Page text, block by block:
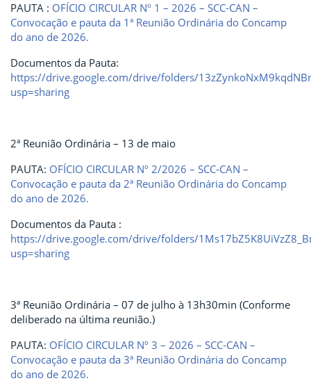
PAUTA : OFÍCIO CIRCULAR Nº 1 – 2026 – SCC-CAN –
Convocação e pauta da 1ª Reunião Ordinária do Concamp
do ano de 2026.
Documentos da Pauta:
https://drive.google.com/drive/folders/
usp=sharing
2ª Reunião Ordinária – 13 de maio
PAUTA: OFÍCIO CIRCULAR Nº 2/2026 – SCC-CAN –
Convocação e pauta da 2ª Reunião Ordinária do Concamp
do ano de 2026.
Documentos da Pauta :
https://drive.google.com/drive/folders/
usp=sharing
3ª Reunião Ordinária – 07 de julho à 13h30min (Conforme
deliberado na última reunião.)
PAUTA: OFÍCIO CIRCULAR Nº 3 – 2026 – SCC-CAN –
Convocação e pauta da 3ª Reunião Ordinária do Concamp
do ano de 2026.